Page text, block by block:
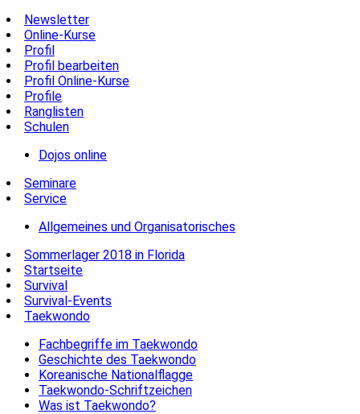
Newsletter
Online-Kurse
Profil
Profil bearbeiten
Profil Online-Kurse
Profile
Ranglisten
Schulen
Dojos online
Seminare
Service
Allgemeines und Organisatorisches
Sommerlager 2018 in Florida
Startseite
Survival
Survival-Events
Taekwondo
Fachbegriffe im Taekwondo
Geschichte des Taekwondo
Koreanische Nationalflagge
Taekwondo-Schriftzeichen
Was ist Taekwondo?